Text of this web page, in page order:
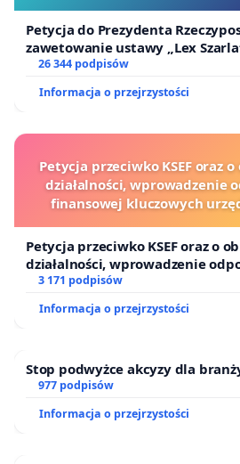
Petycja do Prezydenta
zawetowanie ustawy „Lex
26 344 podpisów
Informacja o przejrzystości
Petycja przeciwko KSEF oraz
działalności, wprowadzenie
finansowej kluczowych
Petycja przeciwko KSEF oraz o
działalności, wprowadzenie
finansowej kluczowych
3 171 podpisów
Informacja o przejrzystości
Stop podwyżce akcyzy dla
977 podpisów
Informacja o przejrzystości